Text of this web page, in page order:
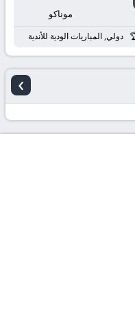
موناكو
دولي, المباريات الودية للأندية
›